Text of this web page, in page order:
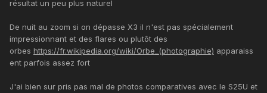
résultat un peu plus naturel
De nuit au zoom si on dépasse X3 il n'est pas spécialement
impressionnant et des flares ou plutôt des
orbes https://fr.wikipedia.org/wiki/Orbe_(photographie) apparaiss
ent parfois assez fort
J'ai bien sur pris pas mal de photos comparatives avec le S25U et